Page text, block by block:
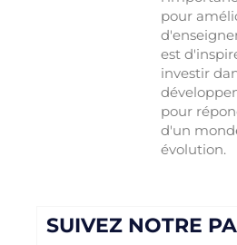
pour
est
investir
pour
d'un
évolution.
SUIVEZ NOTRE